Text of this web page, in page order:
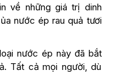
về những giá trị dinh
nước ép rau quả tươi
nước ép này đã bắt
Tất cả mọi người, dù